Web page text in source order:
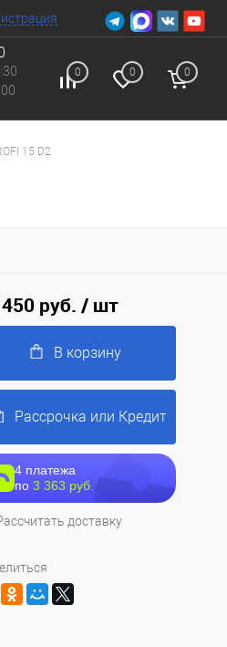
0 0 0
15 D2
руб. / шт
В корзину
Рассрочка или Кредит
4 платежа
по 3 363 руб.
доставку